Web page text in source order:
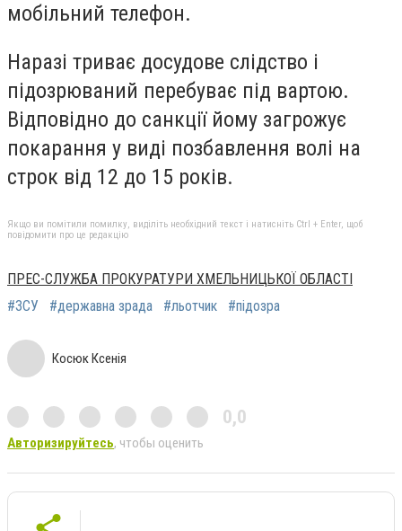
мобільний телефон.
Наразі триває досудове слідство і
підозрюваний перебуває під вартою.
Відповідно до санкції йому загрожує
покарання у виді позбавлення волі на
строк від 12 до 15 років.
Якщо ви помітили помилку, виділіть необхідний текст і натисніть Ctrl + Enter, щоб
повідомити про це редакцію
ПРЕС-СЛУЖБА ПРОКУРАТУРИ ХМЕЛЬНИЦЬКОЇ ОБЛАСТІ
#ЗСУ
#державна зрада #льотчик #підозра
Косюк Ксенія
0,0
Авторизируйтесь, чтобы оценить